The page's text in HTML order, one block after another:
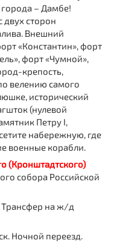
– Дамбе!
сторон
Внешний
«Константин», форт
форт «Чумной»,
крепость,
велению самого
исторический
(нулевой
Петру I,
набережную, где
военные корабли.
(Кронштадтского)
собора Российской
Трансфер на ж/д
Ночной переезд.